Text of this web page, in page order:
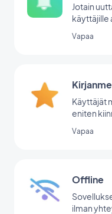
Jotain
käyttäjille
Vapaa
Käyttäjät
eniten
Vapaa
Offline
ilman